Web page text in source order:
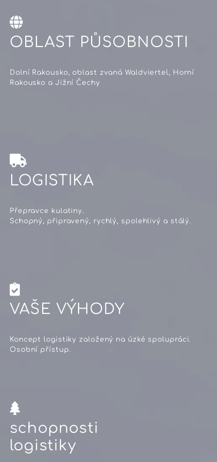
OBLAST PŮSOBNOSTI
Dolní Rakousko, oblast zvaná Waldviertel, Horní
Rakousko a Jižní Čechy
LOGISTIKA
Přepravce kulatiny.
Schopný, připravený, rychlý, spolehlivý a stálý.
VAŠE VÝHODY
Koncept logistiky založený na úzké spolupráci.
Osobní přístup.
schopnosti
logistiky